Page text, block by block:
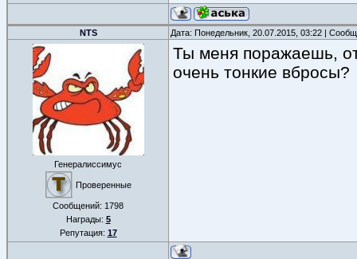
NTS Дата: Понедельник, 20.07.2015, 03:22 |
Генералиссимус
Проверенные
Сообщений: 1798
Награды: 5
Репутация: 17
Ты меня поражаешь,
очень тонкие вбросы?